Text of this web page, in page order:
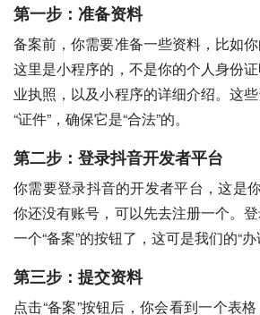
第一步：准备资料
备案前，你需要准备一些资料，比如
这里是小程序的，不是你的个人身份
业执照，以及小程序的详细介绍。这
“证件”，确保它是“合法”的。
第二步：登录抖音开发者平台
你需要登录抖音的开发者平台，这是
你还没有账号，可以先去注册一个。
一个“备案”的按钮了，这可是我们的“办
第三步：提交资料
点击“备案”按钮后，你会看到一个表